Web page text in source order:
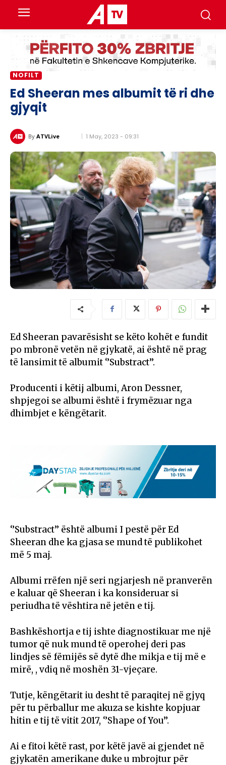
NOFILT
Ed Sheeran mes albumit të ri dhe
gjyqit
By ATVLive 1 May, 2023 - 09:31
Ed Sheeran pavarësisht se këto kohët e fundit
po mbronë vetën në gjykatë, ai është në prag
të lansimit të albumit ‘’Substract’’.
Producenti i këtij albumi, Aron Dessner,
shpjegoi se albumi është i frymëzuar nga
dhimbjet e këngëtarit.
‘’Substract’’ është albumi I pestë për Ed
Sheeran dhe ka gjasa se mund të publikohet
më 5 maj.
Albumi rrëfen një seri ngjarjesh në pranverën
e kaluar që Sheeran i ka konsideruar si
periudha të vështira në jetën e tij.
Bashkëshortja e tij ishte diagnostikuar me një
tumor që nuk mund të operohej deri pas
lindjes së fëmijës së dytë dhe mikja e tij më e
mirë, , vdiq në moshën 31-vjeçare.
Tutje, këngëtarit iu desht të paraqitej në gjyq
për tu përballur me akuza se kishte kopjuar
hitin e tij të vitit 2017, ‘’Shape of You’’.
Ai e fitoi këtë rast, por këtë javë ai gjendet në
gjykatën amerikane duke u mbrojtur për